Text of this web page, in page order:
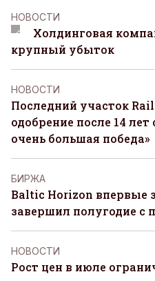
НОВОСТИ
Холдинговая
крупный убыток
НОВОСТИ
Последний участок
одобрение после 14 лет
очень большая победа»
БИРЖА
Baltic Horizon впервые
завершил полугодие с
НОВОСТИ
Рост цен в июле